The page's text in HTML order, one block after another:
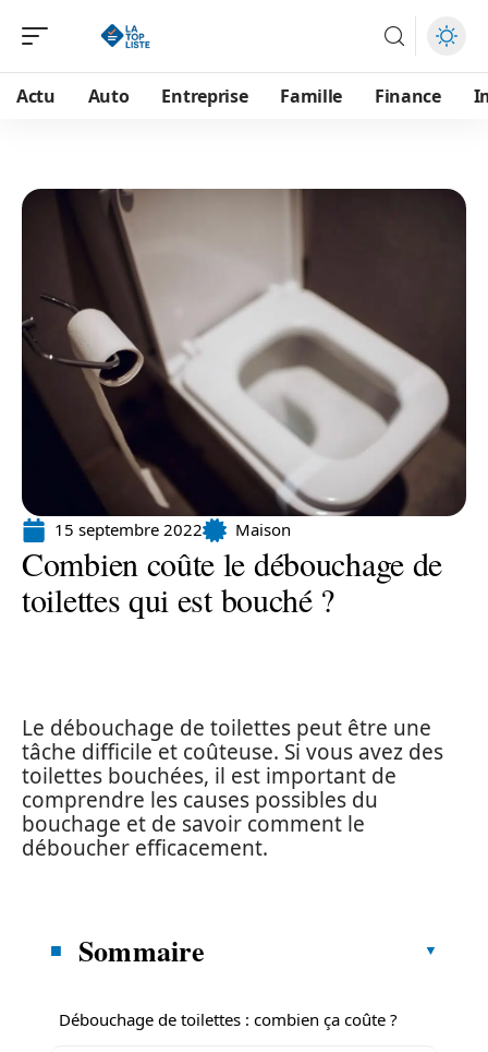
Actu Auto Entreprise Famille Finance
15 septembre 2022 Maison
Combien coûte le débouchage de
toilettes qui est bouché ?
Le débouchage de toilettes peut être une
tâche difficile et coûteuse. Si vous avez des
toilettes bouchées, il est important de
comprendre les causes possibles du
bouchage et de savoir comment le
déboucher efficacement.
Sommaire
Débouchage de toilettes : combien ça coûte ?